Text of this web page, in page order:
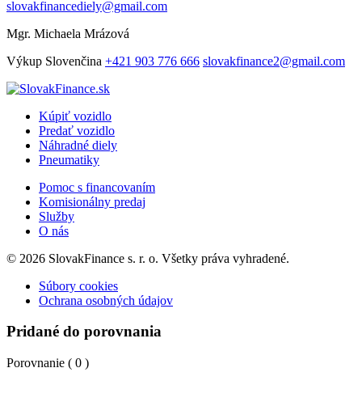
slovakfinancediely@gmail.com
Mgr. Michaela Mrázová
Výkup Slovenčina +421 903 776 666 slovakfinance2@gmail.com
Kúpiť vozidlo
Predať vozidlo
Náhradné diely
Pneumatiky
Pomoc s financovaním
Komisionálny predaj
Služby
O nás
© 2026 SlovakFinance s. r. o. Všetky práva vyhradené.
Súbory cookies
Ochrana osobných údajov
Pridané do porovnania
Porovnanie ( 0 )